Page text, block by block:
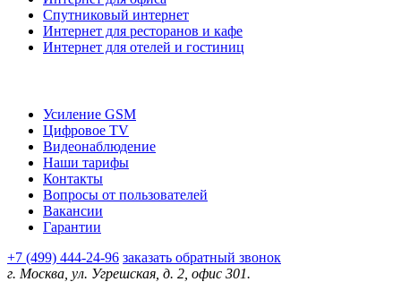
Спутниковый интернет
Интернет для ресторанов и кафе
Интернет для отелей и гостиниц
Усиление GSM
Цифровое TV
Видеонаблюдение
Наши тарифы
Контакты
Вопросы от пользователей
Вакансии
Гарантии
+7 (499) 444-24-96 заказать обратный звонок
г. Москва, ул. Угрешская, д. 2, офис 301.